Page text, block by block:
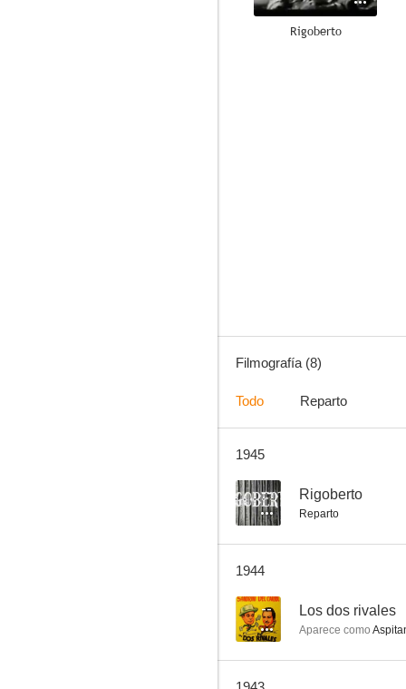
Rigoberto
Filmografía (8)
Todo Reparto
1945
-- Rigoberto
Reparto
1944
-- Los dos rivales
Aparece como